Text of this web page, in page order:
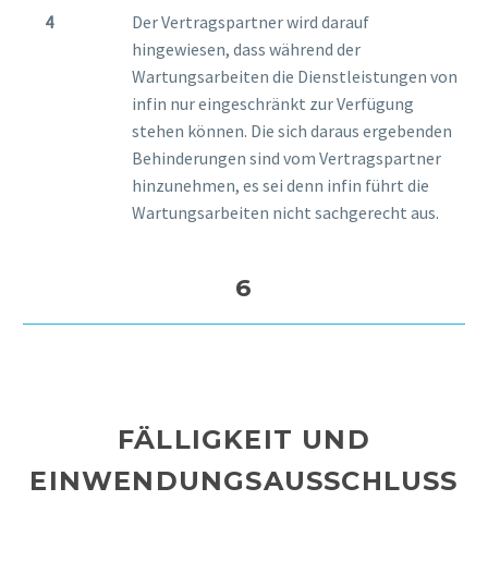
Der Vertragspartner wird darauf
hingewiesen, dass während der
Wartungsarbeiten die Dienstleistungen von
infin nur eingeschränkt zur Verfügung
stehen können. Die sich daraus ergebenden
Behinderungen sind vom Vertragspartner
hinzunehmen, es sei denn infin führt die
Wartungsarbeiten nicht sachgerecht aus.
6
FÄLLIGKEIT UND
EINWENDUNGSAUSSCHLUSS